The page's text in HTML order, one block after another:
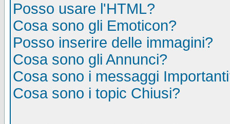
Posso usare l'HTML?
Cosa sono gli Emoticon?
Posso inserire delle immagini?
Cosa sono gli Annunci?
Cosa sono i messaggi
Cosa sono i topic Chiusi?